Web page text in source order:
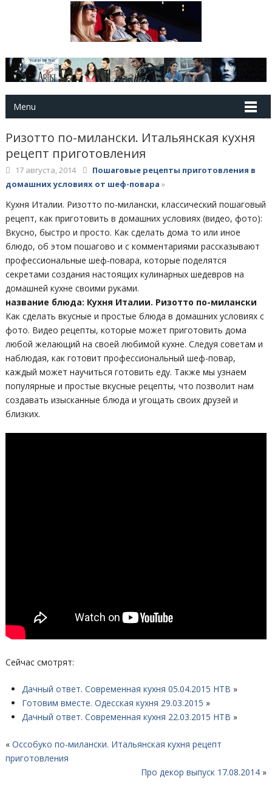
Menu
Ризотто по-милански. Итальянская кухня
рецепт приготовления
17 августа, 2014
Пошаговые рецепты приготовления в
домашних условиях от шеф-повара »
Кухня Италии. Ризотто по-милански, классический пошаговый
рецепт, как приготовить в домашних условиях (видео, фото):
Вкусно, быстро и просто. Как сделать дома то или иное
блюдо, об этом пошагово и с комментариями рассказывают
профессиональные шеф-повара, которые поделятся
секретами создания настоящих кулинарных шедевров на
домашней кухне своими руками.
название блюда: Кухня Италии. Ризотто по-милански
Как сделать вкусные и простые блюда в домашних условиях с
фото. Видео рецепты, которые может приготовить дома
любой желающий на своей любимой кухне. Следуя советам и
наблюдая, как готовит профессиональный шеф-повар,
каждый может научиться готовить еду. Также мы узнаем
популярные и простые вкусные рецепты, что позволит нам
создавать изысканные блюда и угощать своих друзей и
близких.
Сейчас смотрят:
Дачный ответ. Современная кухня 05.04.2015 НТВ »
Готовим вместе. Одесская кухня 29.03.2015 »
Дачный ответ. Современная кухня 22.03.2015 НТВ »
« Оссобуко по-милански. Итальянская кухня рецепт
приготовления
Про декор выпуск 17.08.2014 »